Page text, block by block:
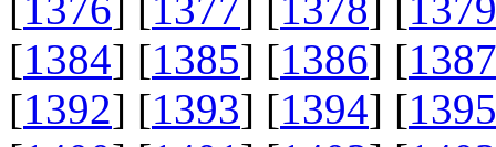
[1376] [1377] [1378] [1379
[1384] [1385] [1386] [1387
[1392] [1393] [1394] [1395